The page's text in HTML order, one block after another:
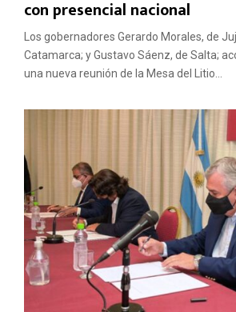
con presencial nacional
Los gobernadores Gerardo Morales, de
Catamarca; y Gustavo Sáenz, de Salta;
una nueva reunión de la Mesa del Litio...